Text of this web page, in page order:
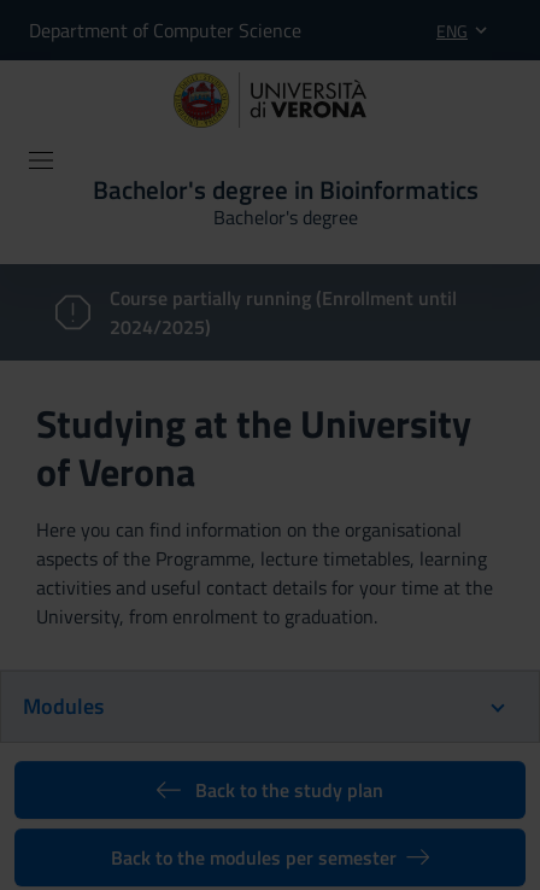
Department of Computer Science ENG
Bachelor's degree in Bioinformatics
Bachelor's degree
Course partially running (Enrollment until
2024/2025)
Studying at the University
of Verona
Here you can find information on the organisational
aspects of the Programme, lecture timetables, learning
activities and useful contact details for your time at the
University, from enrolment to graduation.
Modules
Back to the study plan
Back to the modules per semester